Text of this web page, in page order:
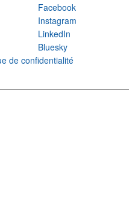
Facebook
Instagram
LinkedIn
Bluesky
de confidentialité